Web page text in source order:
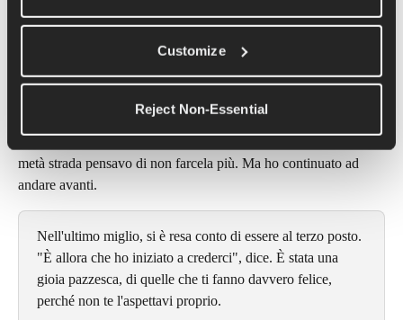
Customize
Reject Non-Essential
Tokyo: la gara di una vita
Pochi pensavano che Molly avrebbe vinto una medaglia a
Tokyo. Aveva corso solo una maratona prima di quella: la U.S.
metà strada pensavo di non farcela più. Ma ho continuato ad
andare avanti.
Nell'ultimo miglio, si è resa conto di essere al terzo posto.
"È allora che ho iniziato a crederci", dice. È stata una
gioia pazzesca, di quelle che ti fanno davvero felice,
perché non te l'aspettavi proprio.